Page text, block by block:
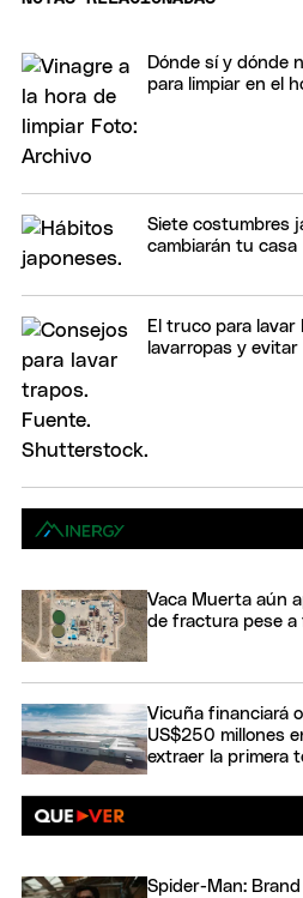
Dónde sí y dónde
para limpiar en el
Siete costumbres
cambiarán tu casa
El truco para lavar
lavarropas y
Vaca Muerta aún
de fractura pese
Vicuña financiará
US$250 millones
extraer la primera
Spider-Man: